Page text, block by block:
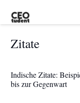
Zitate
Indische Zitate:
bis zur Gegenwart